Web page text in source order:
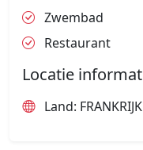
Zwembad
Restaurant
Locatie
Land: FRANKRIJK